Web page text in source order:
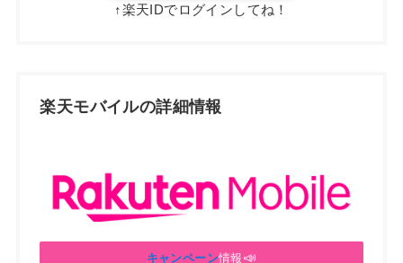
↑楽天IDでログインしてね！
楽天モバイルの詳細情報
キャンペーン情報 📣